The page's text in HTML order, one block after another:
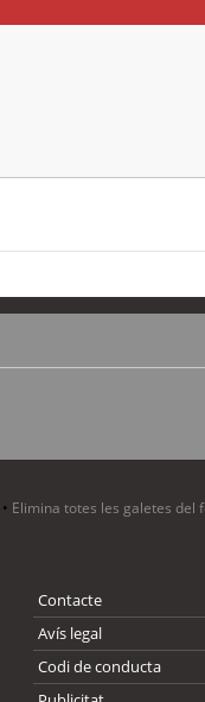
• Elimina totes les galetes del
Contacte
Avís legal
Codi de conducta